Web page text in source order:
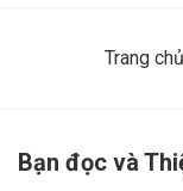
Trang chủ
Bạn đọc và